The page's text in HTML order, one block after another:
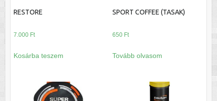
RESTORE
7.000 Ft
Kosárba teszem
SPORT COFFEE (TASAK)
650 Ft
Tovább olvasom